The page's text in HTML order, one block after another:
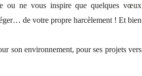
ne vous inspire que quelques vœux
de votre propre harcèlement ! Et bien
son environnement, pour ses projets vers